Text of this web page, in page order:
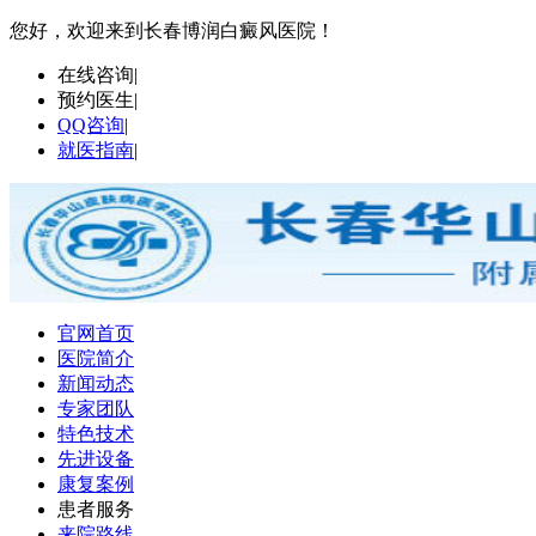
您好，欢迎来到长春博润白癜风医院！
在线咨询|
预约医生|
QQ咨询|
就医指南|
官网首页
医院简介
新闻动态
专家团队
特色技术
先进设备
康复案例
患者服务